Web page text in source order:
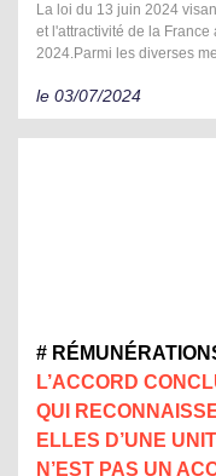
La loi du 13 juin 2024
et l'attractivité de la
2024.Parmi les diverses
le 03/07/2024
#
L’ACCORD
QUI
ELLES D’UNE
N’EST PAS UN